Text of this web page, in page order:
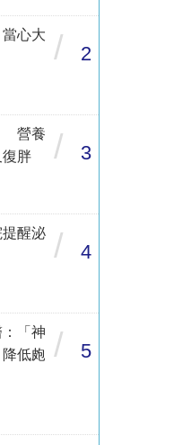
心大
/ 2
營養
胖
/ 3
醒泌 / 4
「神
低皰
/ 5